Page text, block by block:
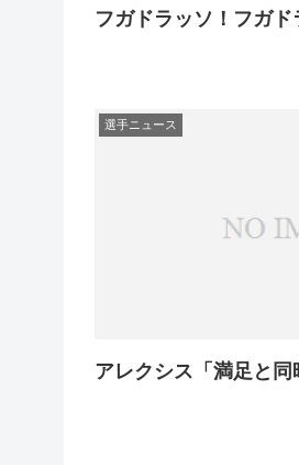
フガドラッソ！フガド
選手ニュース
アレクシス「満足と同